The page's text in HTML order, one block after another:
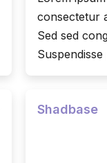
consectetur
Sed sed
Suspendisse
Shadbase